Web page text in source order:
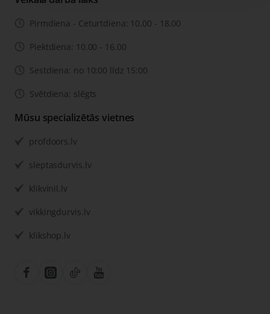
Pirmdiena - Ceturtdiena: 10.00 - 18.00
Piektdiena: 10.00 - 16.00
Sestdiena: no 10:00 līdz 15:00
Svētdiena: slēgts
Mūsu specializētās vietnes
profdoors.lv
sleptasdurvis.lv
klikvinil.lv
vikkingdurvis.lv
klikshop.lv